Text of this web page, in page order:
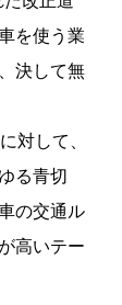
を使う業
決して無
対して、
る青切
の交通ル
高いテー